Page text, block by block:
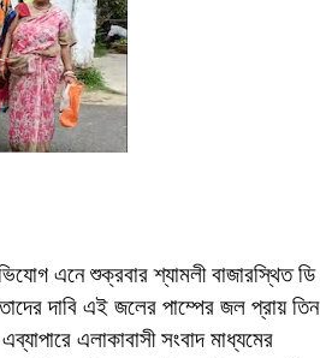
এনে শুক্রবার শ্যামলী বাজারস্থিত ডি
দাবি এই জলের পাম্পের জল প্রায় তিন
এলাকাবাসী সংবাদ মাধ্যমের